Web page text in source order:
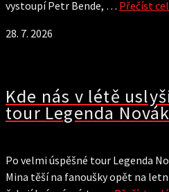
vystoupí Petr Bende, … Přečíst
28. 7. 2026
Kde nás v létě
tour Legenda
Po velmi úspěšné tour Legenda
Mina těší na fanoušky opět na